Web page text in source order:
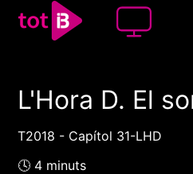
00:00 00:00
1x
L'Hora D. El
T2018 - Capítol 31-LHD
🕓 4 minuts